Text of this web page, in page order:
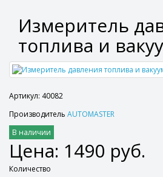
Измеритель
топлива и
Артикул: 40082
Производитель AUTOMASTER
В наличии
Цена: 1490 руб.
Количество